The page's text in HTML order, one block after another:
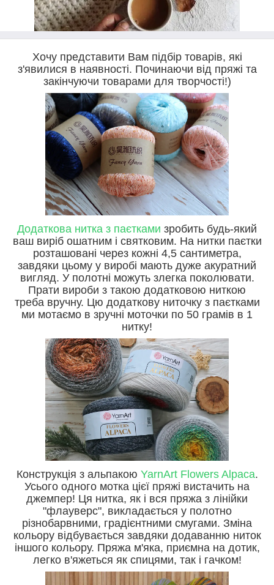
Хочу представити Вам підбір товарів, які
з'явилися в наявності. Починаючи від пряжі та
закінчуючи товарами для творчості!)
Додаткова нитка з паєтками зробить будь-який
ваш виріб ошатним і святковим. На нитки паєтки
розташовані через кожні 4,5 сантиметра,
завдяки цьому у виробі мають дуже акуратний
вигляд. У полотні можуть злегка поколювати.
Прати вироби з такою додатковою ниткою
треба вручну. Цю додаткову ниточку з паєтками
ми мотаємо в зручні моточки по 50 грамів в 1
нитку!
Конструкція з альпакою YarnArt Flowers Alpaca.
Усього одного мотка цієї пряжі вистачить на
джемпер! Ця нитка, як і вся пряжа з лінійки
"флауверс", викладається у полотно
різнобарвними, градієнтними смугами. Зміна
кольору відбувається завдяки додаванню ниток
іншого кольору. Пряжа м'яка, приємна на дотик,
легко в'яжеться як спицями, так і гачком!